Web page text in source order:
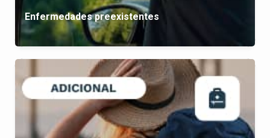
Enfermedades preexistentes